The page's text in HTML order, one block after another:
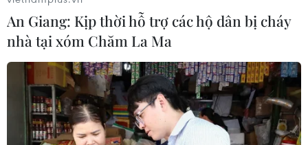
An Giang: Kịp thời hỗ trợ các hộ dân bị cháy
nhà tại xóm Chăm La Ma